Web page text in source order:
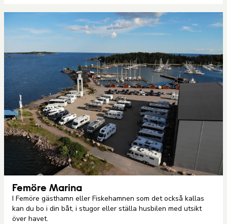
Femöre Marina
I Femöre gästhamn eller Fiskehamnen som det också kallas
kan du bo i din båt, i stugor eller ställa husbilen med utsikt
över havet.